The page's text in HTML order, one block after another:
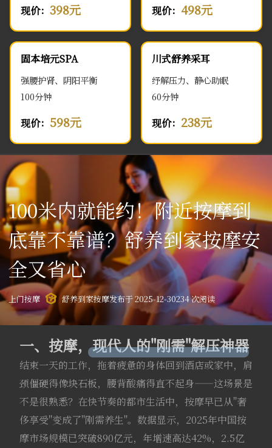
现价： 398元 现价： 498元
固本培元SPA
强腰护肾、阴阳平衡
100分钟
现价： 598元
川式舒养采耳
纾解压力、静心助眠
60分钟
现价： 238元
100米内就能约！附近按摩到
底靠不靠谱？舒养到家按摩安
全又省心
上门按摩 舒养到家按摩发布于 2025-12-30234 次阅读
一、按摩，现代人的"刚需"解压神器
结束一天的工作，拖着疲惫的身体回到酒店或家中，肩
颈僵硬得像块石板，腰背酸痛得直不起身——这场景是
不是很熟悉？在快节奏的都市生活中，按摩早已从"奢
侈享受"变成了"刚需养生"。数据显示，2025年中国按
摩市场规模已突破890亿元，年增速高达42%，2.5亿